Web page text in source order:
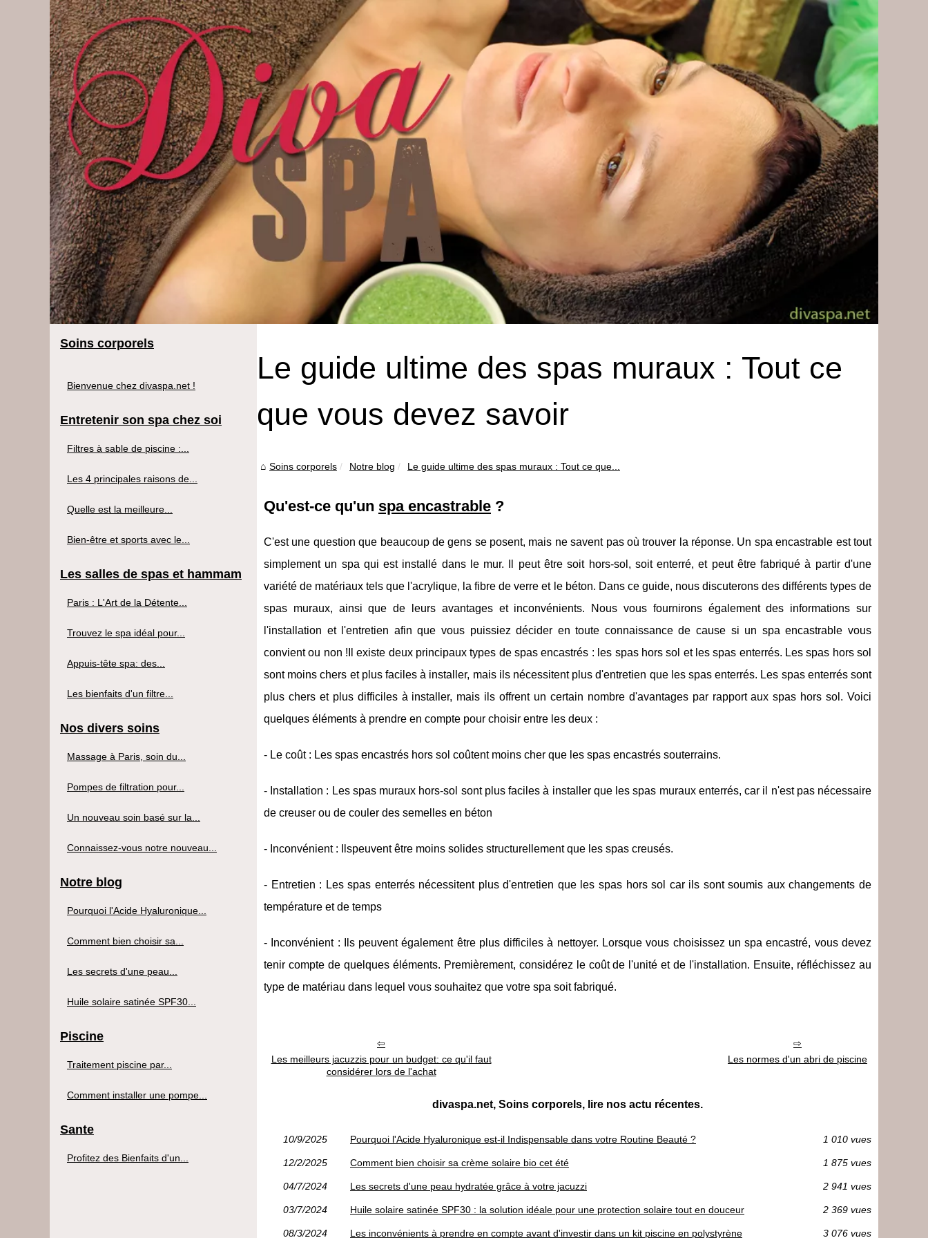
Le guide ultime des spas muraux : Tout ce
que vous devez savoir
Soins corporels Notre blog Le guide ultime des spas muraux : Tout ce que...
Qu'est-ce qu'un spa encastrable ?
C'est une question que beaucoup de gens se posent, mais ne savent pas où trouver la réponse. Un spa encastrable est tout
simplement un spa qui est installé dans le mur. Il peut être soit hors-sol, soit enterré, et peut être fabriqué à partir d'une
variété de matériaux tels que l'acrylique, la fibre de verre et le béton. Dans ce guide, nous discuterons des différents types de
spas muraux, ainsi que de leurs avantages et inconvénients. Nous vous fournirons également des informations sur
l'installation et l'entretien afin que vous puissiez décider en toute connaissance de cause si un spa encastrable vous
convient ou non !Il existe deux principaux types de spas encastrés : les spas hors sol et les spas enterrés. Les spas hors sol
sont moins chers et plus faciles à installer, mais ils nécessitent plus d'entretien que les spas enterrés. Les spas enterrés sont
plus chers et plus difficiles à installer, mais ils offrent un certain nombre d'avantages par rapport aux spas hors sol. Voici
quelques éléments à prendre en compte pour choisir entre les deux :
- Le coût : Les spas encastrés hors sol coûtent moins cher que les spas encastrés souterrains.
- Installation : Les spas muraux hors-sol sont plus faciles à installer que les spas muraux enterrés, car il n'est pas nécessaire
de creuser ou de couler des semelles en béton
- Inconvénient : Ilspeuvent être moins solides structurellement que les spas creusés.
- Entretien : Les spas enterrés nécessitent plus d'entretien que les spas hors sol car ils sont soumis aux changements de
température et de temps
- Inconvénient : Ils peuvent également être plus difficiles à nettoyer. Lorsque vous choisissez un spa encastré, vous devez
tenir compte de quelques éléments. Premièrement, considérez le coût de l'unité et de l'installation. Ensuite, réfléchissez au
type de matériau dans lequel vous souhaitez que votre spa soit fabriqué.
Les meilleurs jacuzzis pour un budget: ce qu'il faut
considérer lors de l'achat
Les normes d'un abri de piscine
divaspa.net, Soins corporels, lire nos actu récentes.
10/9/2025 Pourquoi l'Acide Hyaluronique est-il Indispensable dans votre Routine Beauté ? 1 010 vues
12/2/2025 Comment bien choisir sa crème solaire bio cet été 1 875 vues
04/7/2024 Les secrets d'une peau hydratée grâce à votre jacuzzi 2 941 vues
03/7/2024 Huile solaire satinée SPF30 : la solution idéale pour une protection solaire tout en douceur 2 369 vues
08/3/2024 Les inconvénients à prendre en compte avant d'investir dans un kit piscine en polystyrène 3 076 vues
Soins corporels
Bienvenue chez divaspa.net !
Entretenir son spa chez soi
Filtres à sable de piscine :...
Les 4 principales raisons de...
Quelle est la meilleure...
Bien-être et sports avec le...
Les salles de spas et hammam
Paris : L'Art de la Détente...
Trouvez le spa idéal pour...
Appuis-tête spa: des...
Les bienfaits d'un filtre...
Nos divers soins
Massage à Paris, soin du...
Pompes de filtration pour...
Un nouveau soin basé sur la...
Connaissez-vous notre nouveau...
Notre blog
Pourquoi l'Acide Hyaluronique...
Comment bien choisir sa...
Les secrets d'une peau...
Huile solaire satinée SPF30...
Piscine
Traitement piscine par...
Comment installer une pompe...
Sante
Profitez des Bienfaits d'un...